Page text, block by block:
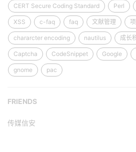
CERT Secure Coding Standard Perl
XSS c-faq faq 文献管理
chararcter encoding nautilus 成长
Captcha CodeSnippet Google
gnome pac
FRIENDS
传媒信安